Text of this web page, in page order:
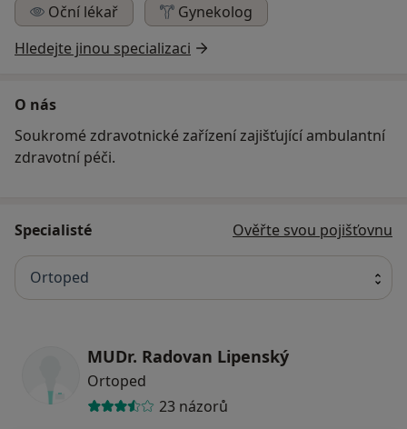
Oční lékař
Gynekolog
Hledejte jinou specializaci
O nás
Soukromé zdravotnické zařízení zajišťující ambulantní
zdravotní péči.
Specialisté Ověřte svou pojišťovnu
Ortoped
MUDr. Radovan Lipenský
Ortoped
23 názorů